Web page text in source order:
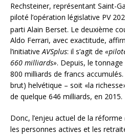
Rechsteiner, représentant Saint-
piloté l’opération législative PV
parti Alain Berset. Le deuxième
Aldo Ferrari, avec exactitude,
l’initiativeAVSplus: il s’agit de
660 milliards». Depuis, le
800 milliards de francs
brut) helvétique – soit «la
de quelque 646 milliards, en 2015.
Donc, l’enjeu actuel de la
les personnes actives et les